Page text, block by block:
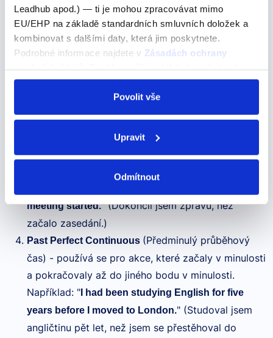
Leadhub apod.) — ti je mohou zpracovávat mimo
EU/EHP na základě standardních smluvních doložek a
kombinovat s dalšími daty, která jim poskytnete.
Podrobné informace najdete v Zásadách ochrany
odvolat v nastavení cookies, případně se obrátit na
Povolit vše
Upravit
Odmítnout
Past Simple(Prostý minulý čas) - používá se pro
akce, které se staly a skončily v minulosti.
Například: "
I visited London last year
." (Minulý rok
Past Continuous(Průběhový minulý čas) - používá
se pro akce, které probíhaly v určitém bodě v
minulosti. Například: "I was reading when you
" (Četl jsem, když jsi volal.)
Past Perfect(Předminulý čas) - vyjadřuje akce,
které se odehrály před jinou minulou akcí.
meeting started." (Dokončil jsem zprávu, než
začalo zasedání.)
Past Perfect Continuous (Předminulý průběhový
čas) - používá se pro akce, které začaly v minulosti
a pokračovaly až do jiného bodu v minulosti.
Například: " I had been studying English for five
years before I moved to London." (Studoval jsem
angličtinu pět let, než jsem se přestěhoval do